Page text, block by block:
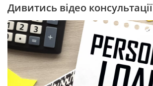
Дивитись відео консультації